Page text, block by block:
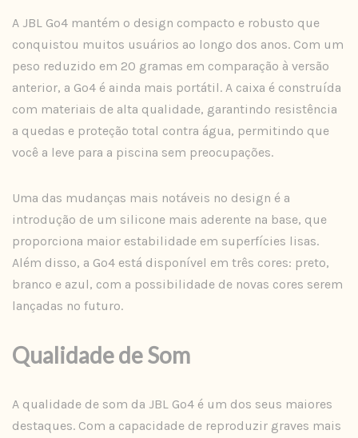
A JBL Go4 mantém o design compacto e robusto que
conquistou muitos usuários ao longo dos anos. Com um
peso reduzido em 20 gramas em comparação à versão
anterior, a Go4 é ainda mais portátil. A caixa é construída
com materiais de alta qualidade, garantindo resistência
a quedas e proteção total contra água, permitindo que
você a leve para a piscina sem preocupações.
Uma das mudanças mais notáveis no design é a
introdução de um silicone mais aderente na base, que
proporciona maior estabilidade em superfícies lisas.
Além disso, a Go4 está disponível em três cores: preto,
branco e azul, com a possibilidade de novas cores serem
lançadas no futuro.
Qualidade de Som
A qualidade de som da JBL Go4 é um dos seus maiores
destaques. Com a capacidade de reproduzir graves mais